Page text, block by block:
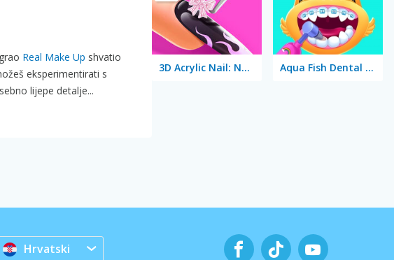
Real Make Up shvatio
eksperimentirati s
lijepe detalje...
3D Acrylic Nail: Nail Art Game Aqua Fish Dental Care
Hrvatski